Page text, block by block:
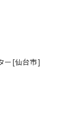
ー[仙台市]